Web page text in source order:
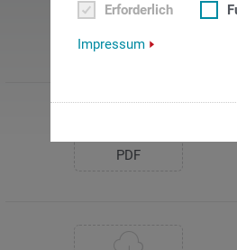
Erforderlich
Impressum
PDF